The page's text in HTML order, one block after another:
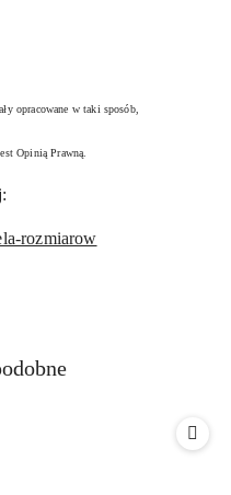
opracowane w taki sposób,
Opinią Prawną.
rozmiarow